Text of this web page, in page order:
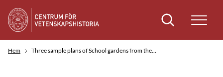
Sök
Hem Three sample plans of School gardens from the…